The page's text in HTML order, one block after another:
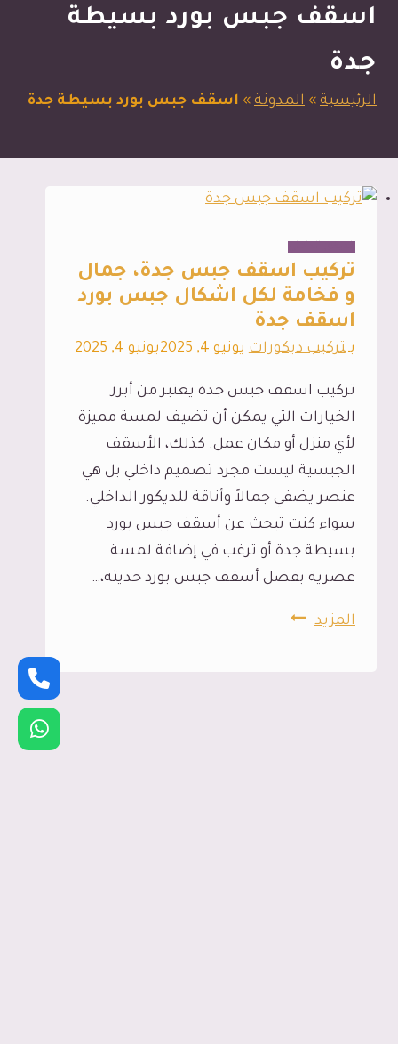
اسقف جبس بورد بسيطة
جدة
الرئيسية » المدونة » اسقف جبس بورد بسيطة جدة
تركيب اسقف جبس جدة، جمال
و فخامة لكل اشكال جبس بورد
اسقف جدة
بـتركيب ديكورات يونيو 4, 2025 يونيو 4, 2025
تركيب اسقف جبس جدة يعتبر من أبرز
الخيارات التي يمكن أن تضيف لمسة مميزة
لأي منزل أو مكان عمل. كذلك، الأسقف
الجبسية ليست مجرد تصميم داخلي بل هي
عنصر يضفي جمالاً وأناقة للديكور الداخلي.
سواء كنت تبحث عن أسقف جبس بورد
بسيطة جدة أو ترغب في إضافة لمسة
عصرية بفضل أسقف جبس بورد حديثة،…
المزيدتركيب